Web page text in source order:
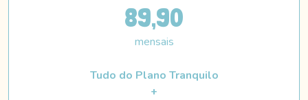
89,90
mensais
Tudo do Plano Tranquilo
+